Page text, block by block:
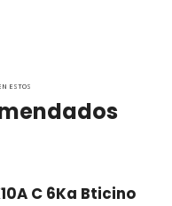
ESTOS
C 6Ka Bticino